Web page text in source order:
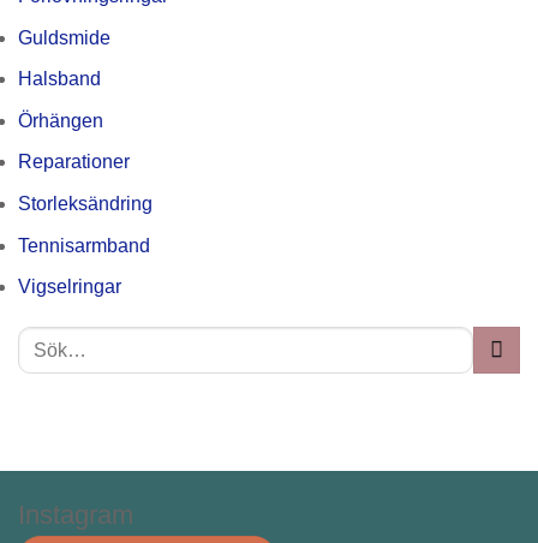
Guldsmide
Halsband
Örhängen
Reparationer
Storleksändring
Tennisarmband
Vigselringar
Instagram